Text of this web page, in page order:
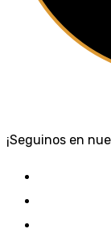
¡Seguinos en